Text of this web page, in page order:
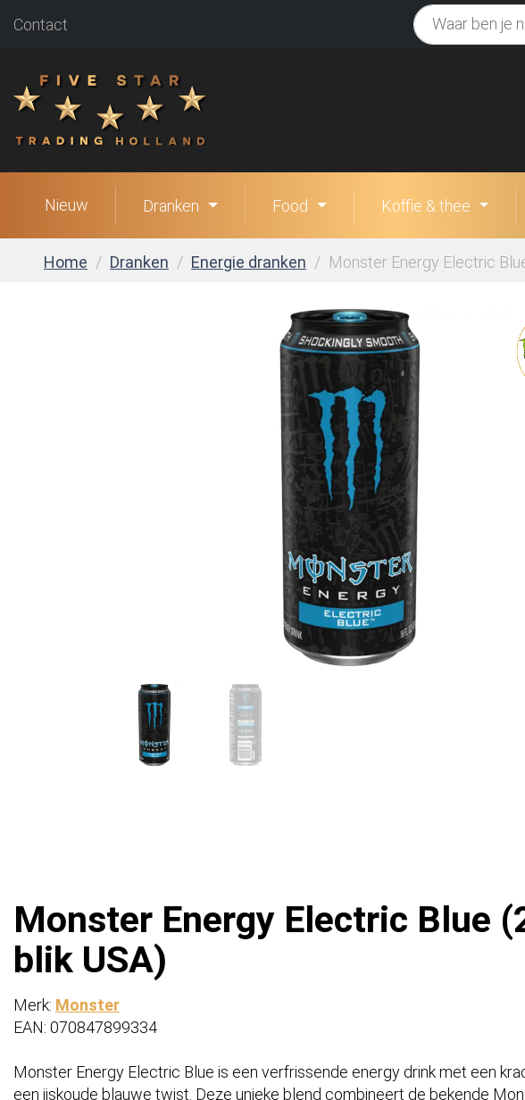
Contact
Nieuw Dranken Food Koffie & thee
Home Dranken Energie dranken Monster Energy Electric
Monster Energy Electric Blue
blik USA)
Merk: Monster
EAN: 070847899334
Monster Energy Electric Blue is een verfrissende energy drink met een
een ijskoude blauwe twist. Deze unieke blend combineert de bekende